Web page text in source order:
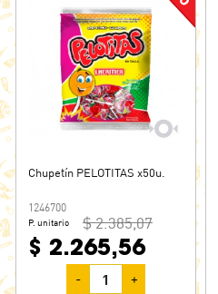
Chupetín PELOTITAS x50u.
1246700
P. unitario $ 2.385,07
$ 2.265,56
- +